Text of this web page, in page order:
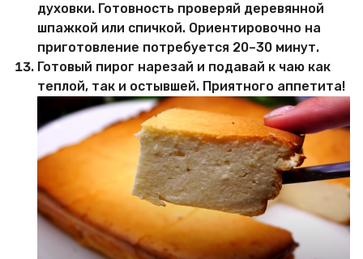
духовки. Готовность проверяй деревянной
шпажкой или спичкой. Ориентировочно на
приготовление потребуется 20–30 минут.
Готовый пирог нарезай и подавай к чаю как
теплой, так и остывшей. Приятного аппетита!